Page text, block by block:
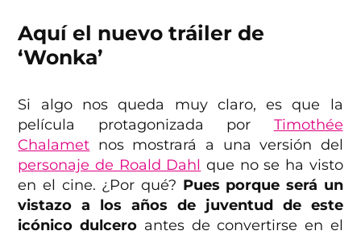
Aquí el nuevo tráiler de
‘Wonka’
Si algo nos queda muy claro, es que la
película protagonizada por Timothée
Chalamet nos mostrará a una versión del
personaje de Roald Dahl que no se ha visto
en el cine. ¿Por qué? Pues porque será un
vistazo a los años de juventud de este
icónico dulcero antes de convertirse en el